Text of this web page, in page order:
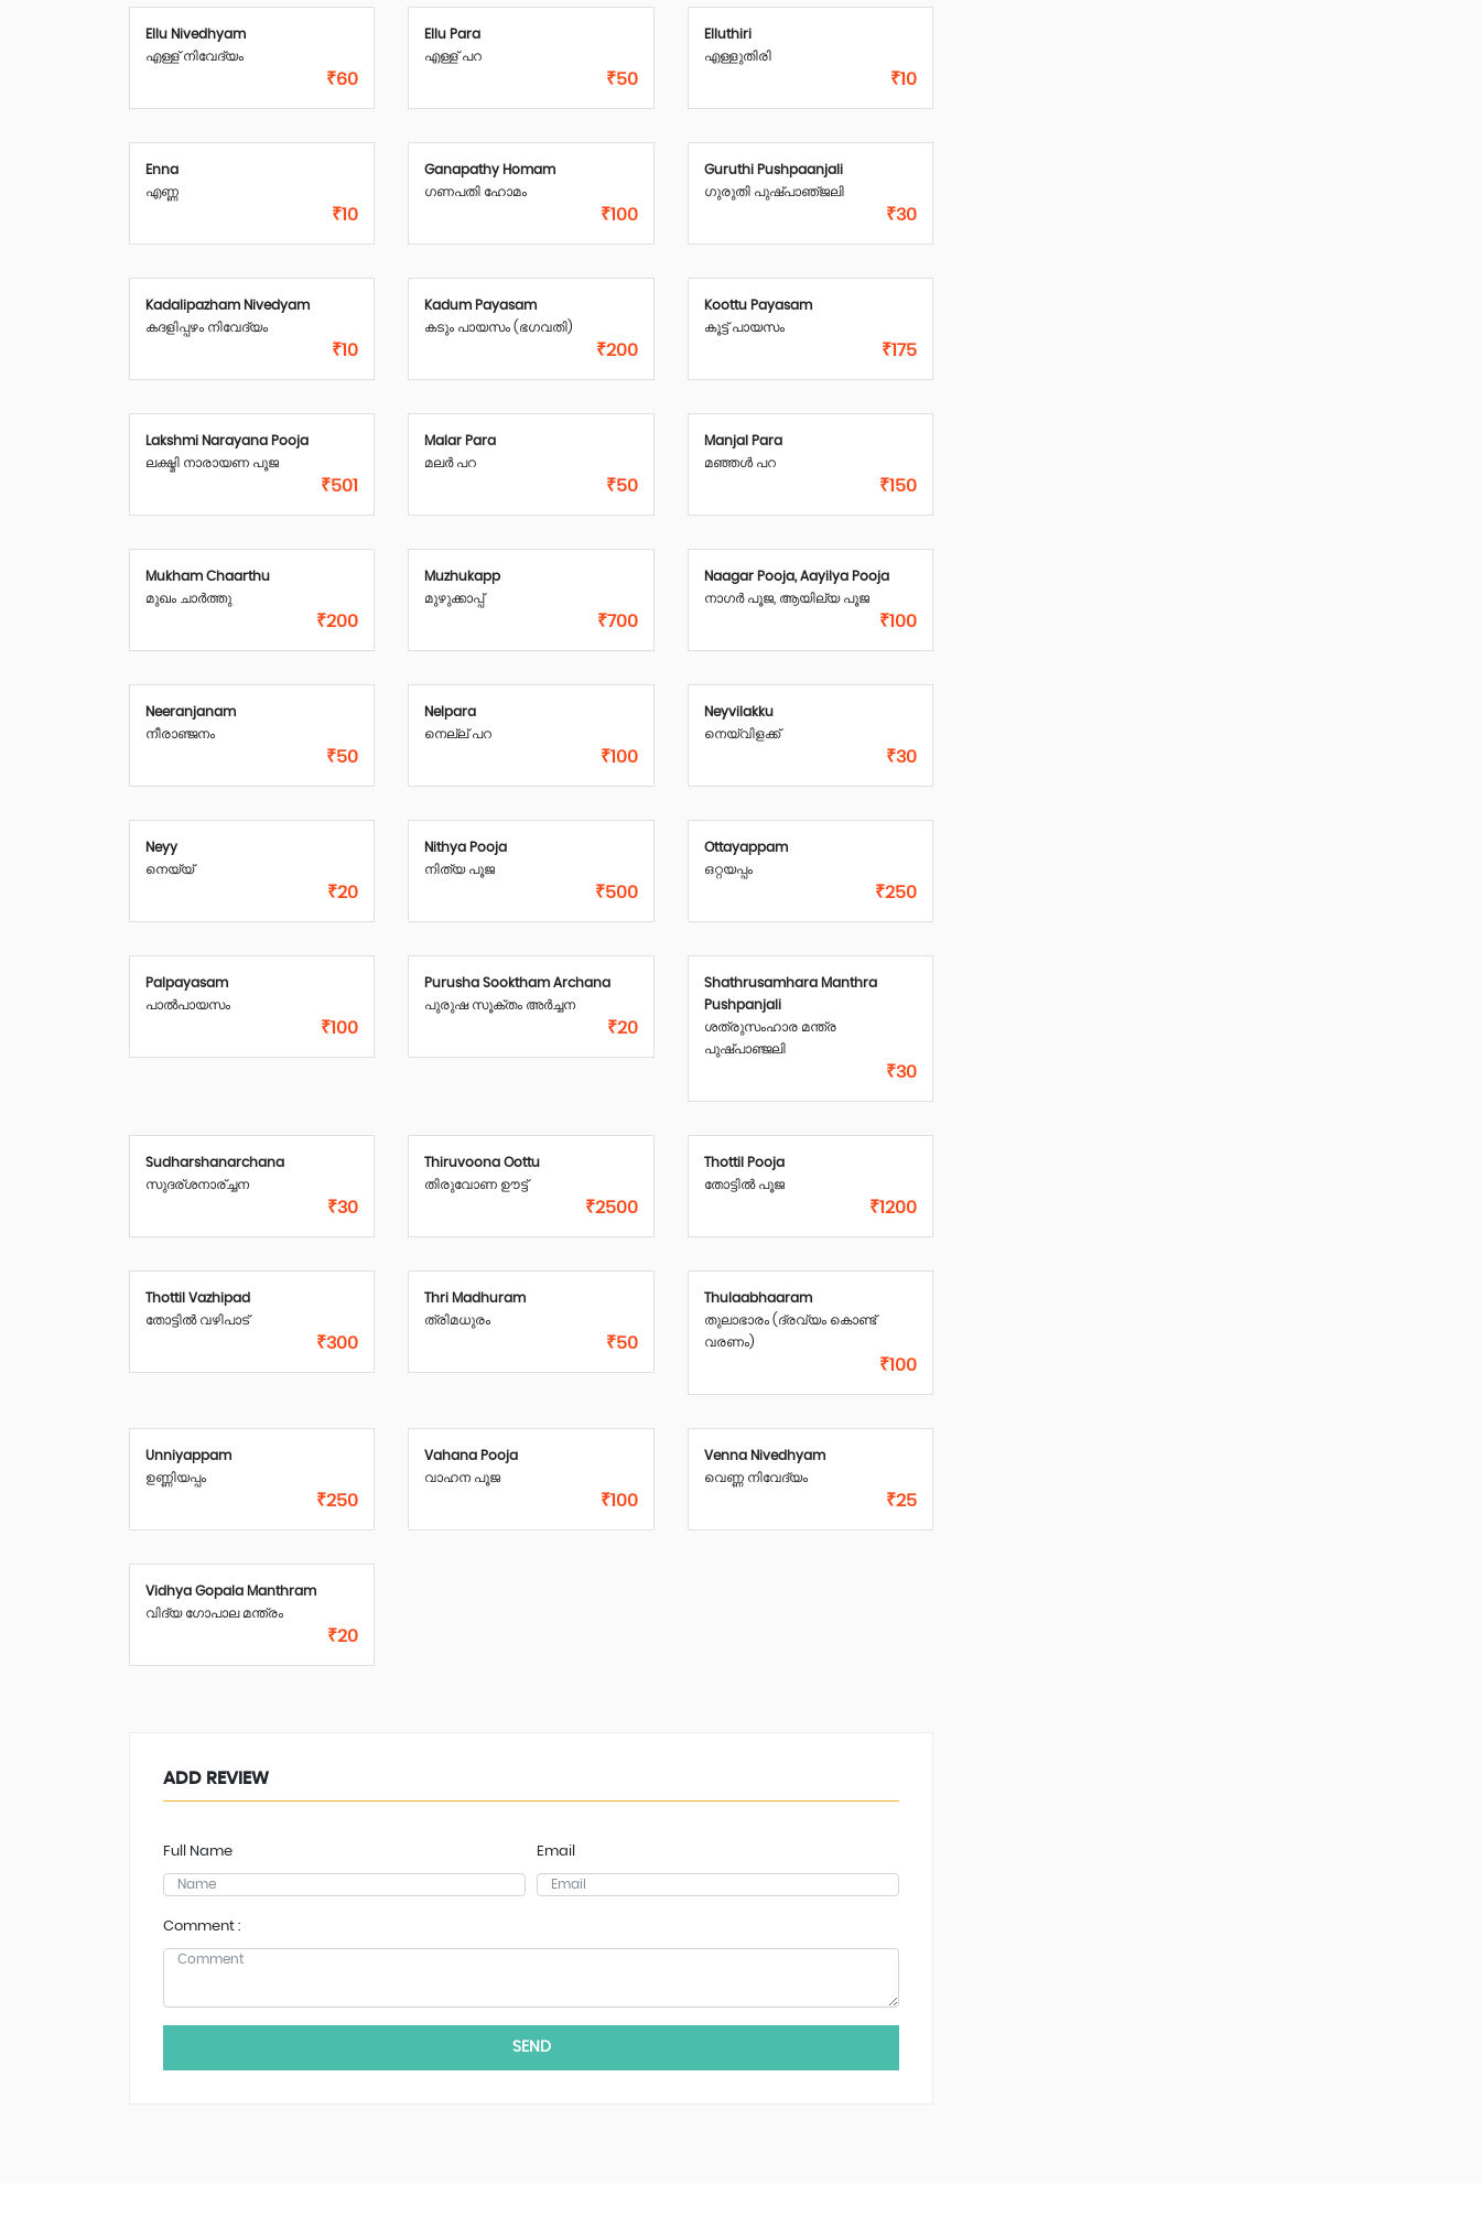
Ellu Nivedhyam
എള്ള് നിവേദ്യം
₹60
Ellu Para
എള്ള് പറ
₹50
Elluthiri
എള്ളുതിരി
₹10
Enna
എണ്ണ
₹10
Ganapathy Homam
ഗണപതി ഹോമം
₹100
Guruthi Pushpaanjali
ഗുരുതി പുഷ്‌പാഞ്‌ജലി
₹30
Kadalipazham Nivedyam
കദളിപ്പഴം നിവേദ്യം
₹10
Kadum Payasam
കടും പായസം (ഭഗവതി)
₹200
Koottu Payasam
കൂട്ട് പായസം
₹175
Lakshmi Narayana Pooja
ലക്ഷ്മി നാരായണ പൂജ
₹501
Malar Para
മലർ പറ
₹50
Manjal Para
മഞ്ഞൾ പറ
₹150
Mukham Chaarthu
മുഖം ചാർത്തു
₹200
Muzhukapp
മുഴുക്കാപ്പ്
₹700
Naagar Pooja, Aayilya Pooja
നാഗർ പൂജ, ആയില്യ പൂജ
₹100
Neeranjanam
നീരാഞ്ജനം
₹50
Nelpara
നെല്ല് പറ
₹100
Neyvilakku
നെയ്‌വിളക്ക്
₹30
Neyy
നെയ്യ്
₹20
Nithya Pooja
നിത്യ പൂജ
₹500
Ottayappam
ഒറ്റയപ്പം
₹250
Palpayasam
പാൽപായസം
₹100
Purusha Sooktham Archana
പുരുഷ സൂക്തം അർച്ചന
₹20
Shathrusamhara Manthra
Pushpanjali
ശത്രുസംഹാര മന്ത്ര
പുഷ്പാഞ്ജലി
₹30
Sudharshanarchana
സുദര്ശനാര്ച്ചന
₹30
Thiruvoona Oottu
തിരുവോണ ഊട്ട്
₹2500
Thottil Pooja
തോട്ടിൽ പൂജ
₹1200
Thottil Vazhipad
തോട്ടിൽ വഴിപാട്
₹300
Thri Madhuram
ത്രിമധുരം
₹50
Thulaabhaaram
തുലാഭാരം (ദ്രവ്യം കൊണ്ട്
വരണം)
₹100
Unniyappam
ഉണ്ണിയപ്പം
₹250
Vahana Pooja
വാഹന പൂജ
₹100
Venna Nivedhyam
വെണ്ണ നിവേദ്യം
₹25
Vidhya Gopala Manthram
വിദ്യ ഗോപാല മന്ത്രം
₹20
ADD REVIEW
Full Name Email
Comment :
SEND